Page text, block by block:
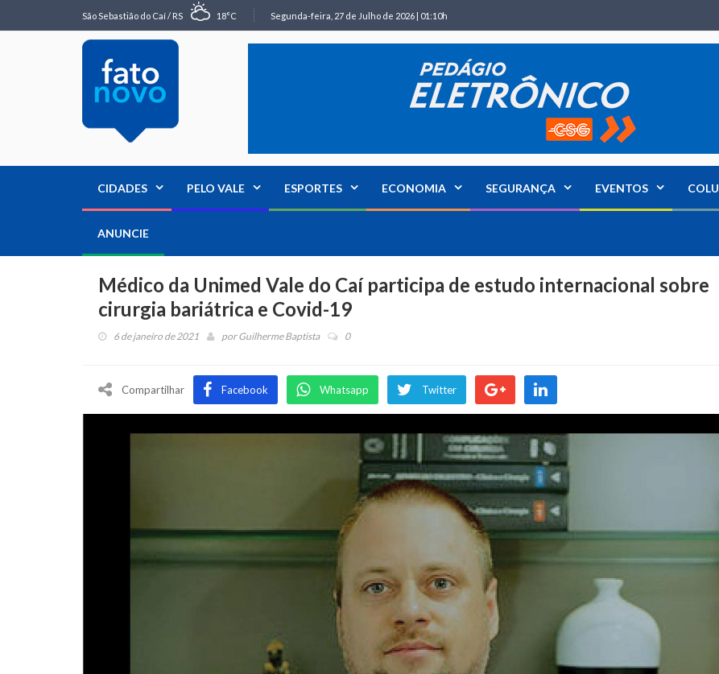
São Sebastião do Caí / RS 18°C Segunda-feira, 27 de Julho de 2026 | 01:10h
CIDADES PELO VALE ESPORTES ECONOMIA SEGURANÇA EVENTOS
ANUNCIE
Médico da Unimed Vale do Caí participa de estudo internacional sobre
cirurgia bariátrica e Covid-19
6 de janeiro de 2021 porGuilherme Baptista 0
Compartilhar Facebook Whatsapp Twitter